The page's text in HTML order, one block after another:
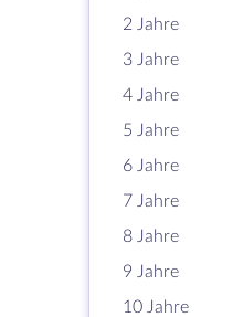
2 Jahre
3 Jahre
4 Jahre
5 Jahre
6 Jahre
7 Jahre
8 Jahre
9 Jahre
10 Jahre